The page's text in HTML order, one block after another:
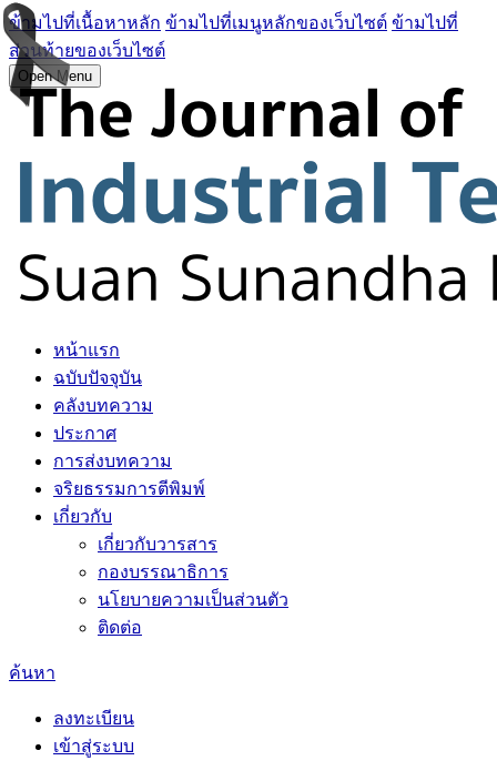
ข้ามไปที่เนื้อหาหลัก ข้ามไปที่เมนูหลักของเว็บไซต์ ข้ามไปที่
ส่วนท้ายของเว็บไซต์
Open Menu
หน้าแรก
ฉบับปัจจุบัน
คลังบทความ
ประกาศ
การส่งบทความ
จริยธรรมการตีพิมพ์
เกี่ยวกับ
เกี่ยวกับวารสาร
กองบรรณาธิการ
นโยบายความเป็นส่วนตัว
ติดต่อ
ค้นหา
ลงทะเบียน
เข้าสู่ระบบ